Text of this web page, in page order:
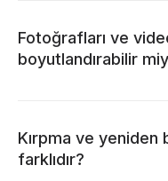
Fotoğrafları ve
boyutlandırabilir
Kırpma ve yeniden
farklıdır?